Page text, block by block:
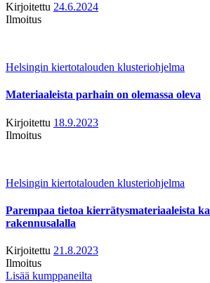
Kirjoitettu 24.6.2024
Ilmoitus
Helsingin kiertotalouden klusteriohjelma
Materiaaleista parhain on olemassa oleva
Kirjoitettu 18.9.2023
Ilmoitus
Helsingin kiertotalouden klusteriohjelma
Parempaa tietoa kierrätysmateriaaleista
rakennusalalla
Kirjoitettu 21.8.2023
Ilmoitus
Lisää kumppaneilta